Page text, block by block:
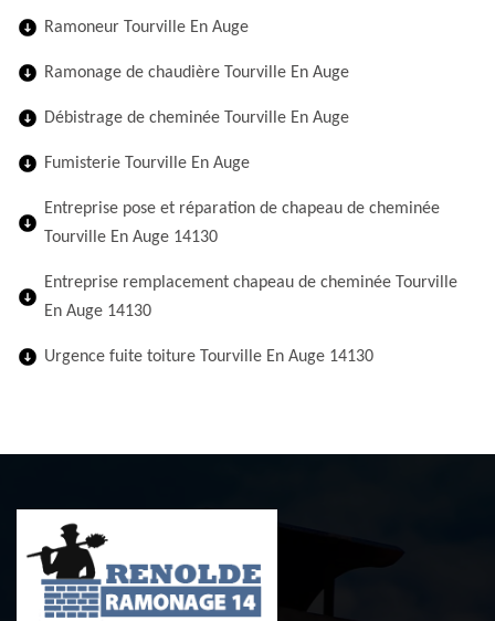
Ramoneur Tourville En Auge
Ramonage de chaudière Tourville En Auge
Débistrage de cheminée Tourville En Auge
Fumisterie Tourville En Auge
Entreprise pose et réparation de chapeau de cheminée
Tourville En Auge 14130
Entreprise remplacement chapeau de cheminée Tourville
En Auge 14130
Urgence fuite toiture Tourville En Auge 14130